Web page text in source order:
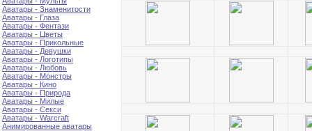
Аватары - Знаменитости
Аватары - Глаза
Аватары - Фентази
Аватары - Цветы
Аватары - Прикольные
Аватары - Девушки
Аватары - Логотипы
Аватары - Любовь
Аватары - Монстры
Аватары - Кино
Аватары - Природа
Аватары - Милые
Аватары - Секси
Аватары - Warcraft
Анимированные аватары